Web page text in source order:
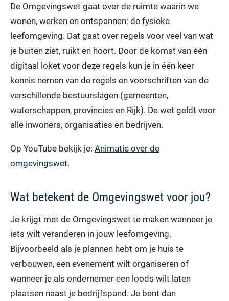
De Omgevingswet gaat over de ruimte waarin we
wonen, werken en ontspannen: de fysieke
leefomgeving. Dat gaat over regels voor veel van wat
je buiten ziet, ruikt en hoort. Door de komst van één
digitaal loket voor deze regels kun je in één keer
kennis nemen van de regels en voorschriften van de
verschillende bestuurslagen (gemeenten,
waterschappen, provincies en Rijk). De wet geldt voor
alle inwoners, organisaties en bedrijven.
Op YouTube bekijk je: Animatie over de
omgevingswet.
Wat betekent de Omgevingswet voor jou?
Je krijgt met de Omgevingswet te maken wanneer je
iets wilt veranderen in jouw leefomgeving.
Bijvoorbeeld als je plannen hebt om je huis te
verbouwen, een evenement wilt organiseren of
wanneer je als ondernemer een loods wilt laten
plaatsen naast je bedrijfspand. Je bent dan